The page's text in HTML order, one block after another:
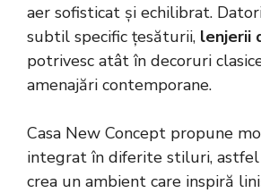
aer sofisticat și echilibrat.
subtil specific țesăturii, lenjerii
potrivesc atât în decoruri
amenajări contemporane.
Casa New Concept propune
integrat în diferite stiluri, astfel
crea un ambient care inspiră